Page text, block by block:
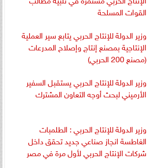
القوات المسلحة
وزير الدولة للإنتاج الحربي يتابع سير العملية
الإنتاجية بمصنع إنتاج وإصلاح المدرعات
(مصنع 200 الحربي)
وزير الدولة للإنتاج الحربي يستقبل السفير
الأرميني لبحث أوجه التعاون المشترك
وزير الدولة للإنتاج الحربي : الطلمبات
الغاطسة انجاز صناعي جديد تحقق داخل
شركات الإنتاج الحربي لأول مرة في مصر